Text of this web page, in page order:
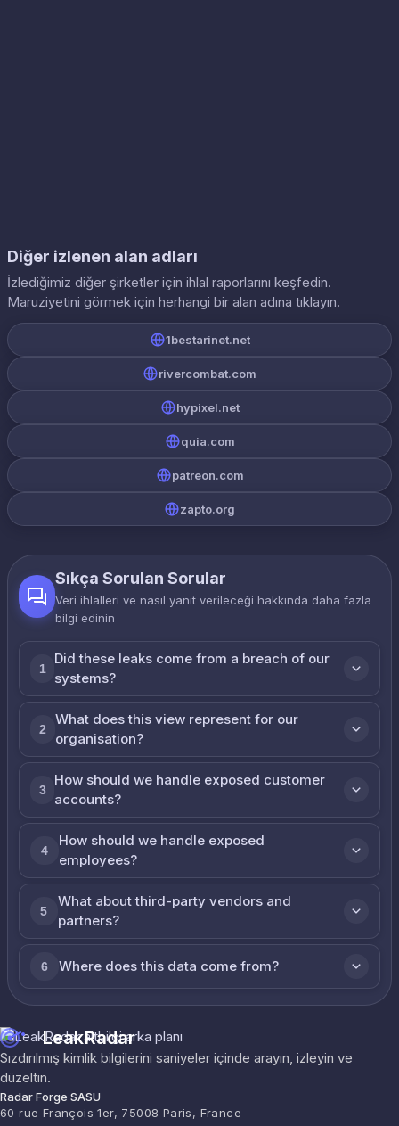
Diğer izlenen alan adları
İzlediğimiz diğer şirketler için ihlal raporlarını keşfedin.
Maruziyetini görmek için herhangi bir alan adına tıklayın.
1bestarinet.net
rivercombat.com
hypixel.net
quia.com
patreon.com
zapto.org
Sıkça Sorulan Sorular
Veri ihlalleri ve nasıl yanıt verileceği hakkında daha fazla
bilgi edinin
1
Did these leaks come from a breach of our
systems?
2
What does this view represent for our
organisation?
3
How should we handle exposed customer
accounts?
4
How should we handle exposed
employees?
5
What about third-party vendors and
partners?
6 Where does this data come from?
LeakRadar
Sızdırılmış kimlik bilgilerini saniyeler içinde arayın, izleyin ve
düzeltin.
Radar Forge SASU
60 rue François 1er, 75008 Paris, France